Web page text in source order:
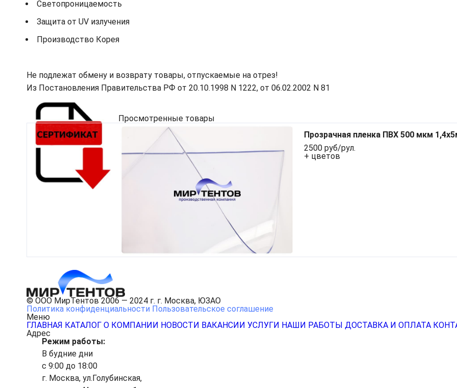
Светопроницаемость
Защита от UV излучения
Производство Корея
Не подлежат обмену и возврату товары, отпускаемые на отрез!
Из Постановления Правительства РФ от 20.10.1998 N 1222, от 06.02.2002 N 81
Просмотренные товары
Прозрачная пленка ПВХ 500 мкм
2500 руб/рул.
+ цветов
© ООО МирТентов 2006 — 2024 г. г. Москва, ЮЗАО
Политика конфиденциальности Пользовательское соглашение
Меню
ГЛАВНАЯ КАТАЛОГ О КОМПАНИИ НОВОСТИ ВАКАНСИИ УСЛУГИ НАШИ РАБОТЫ ДОСТАВКА И ОПЛАТА
Адрес
Режим работы:
В будние дни
с 9:00 до 18:00
г. Москва, ул.Голубинская,